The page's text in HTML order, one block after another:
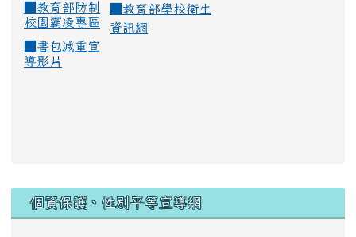
教育部防制
校園霸凌專區
教育部學校衛生
資訊網
書包減重宣
導影片
個資保護、性別平等宣導網